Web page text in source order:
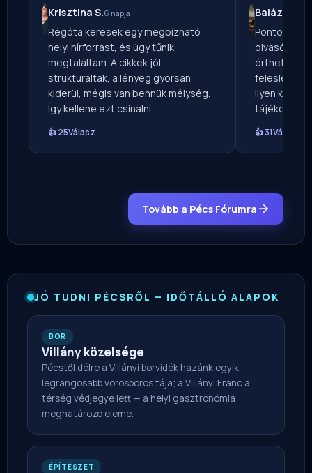
Krisztina S.6 napja
Régóta keresek egy megbízható
helyi hírforrást, és úgy tűnik,
megtaláltam. A cikkek jól
strukturáltak, a lényeg gyorsan
kiderül, mégis van bennük mélység.
Így kellene ezt csinálni.
👍 25Válasz
Balázs O.
Pontos,
olvasóként
érthető
felesleges
ilyen
👍 31Válasz
Tovább a Pécs Fórumra
JÓ TUDNI PÉCSRŐL — IDŐTÁLLÓ ALAPOK
BOR
Villány közelsége
Pécstől délre a Villányi borvidék hazánk egyik
legrangosabb vörösboros tája; a Villányi Franc a
térség védjegye lett — a helyi gasztronómia
meghatározó eleme.
ÉPÍTÉSZET